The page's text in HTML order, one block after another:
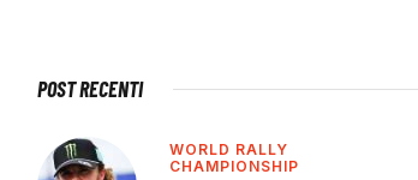
POST RECENTI
WORLD RALLY
CHAMPIONSHIP